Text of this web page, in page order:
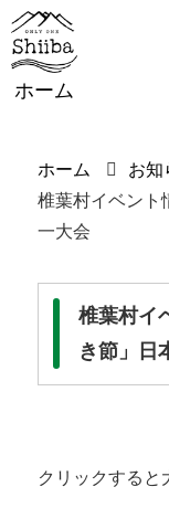
ホーム
ホーム
お知
椎葉村イベン
一大会
椎葉村イ
き節」日
クリックすると